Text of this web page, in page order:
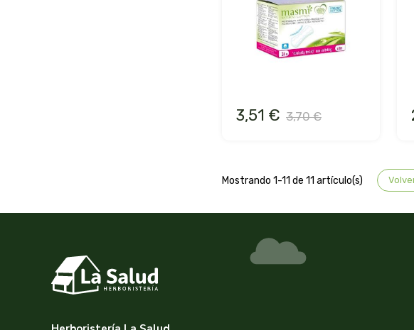
3,51 € 3,70 €
Mostrando 1-11 de 11 artículo(s)